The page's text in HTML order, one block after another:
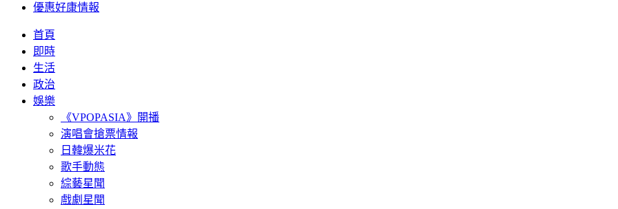
優惠好康情報
首頁
即時
生活
政治
娛樂
《VPOPASIA》開播
演唱會搶票情報
日韓爆米花
歌手動態
綜藝星聞
戲劇星聞